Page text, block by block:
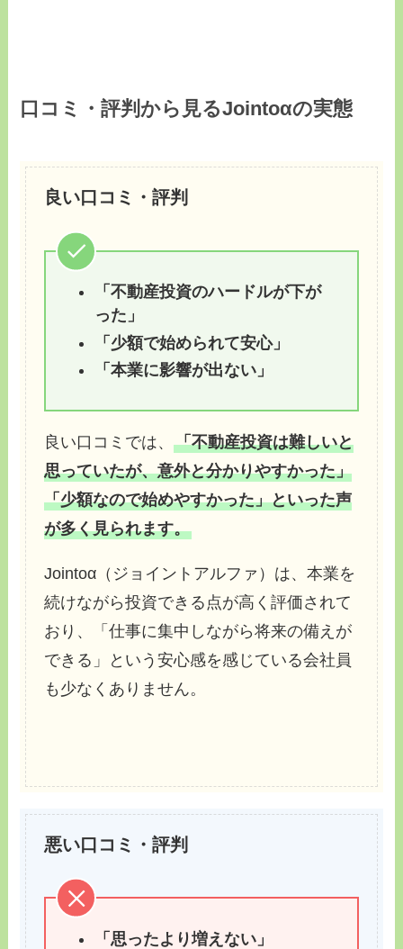
口コミ・評判から見るJointoαの実態
良い口コミ・評判
「不動産投資のハードルが下が
った」
「少額で始められて安心」
「本業に影響が出ない」
良い口コミでは、「不動産投資は難しいと
思っていたが、意外と分かりやすかった」
「少額なので始めやすかった」といった声
が多く見られます。
Jointoα（ジョイントアルファ）は、本業を
続けながら投資できる点が高く評価されて
おり、「仕事に集中しながら将来の備えが
できる」という安心感を感じている会社員
も少なくありません。
悪い口コミ・評判
「思ったより増えない」